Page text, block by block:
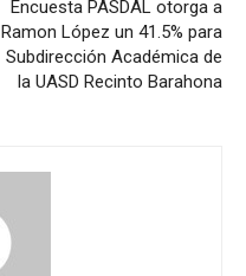
Encuesta PASDAL otorga a
Ramon López un 41.5% para
Subdirección Académica de
la UASD Recinto Barahona